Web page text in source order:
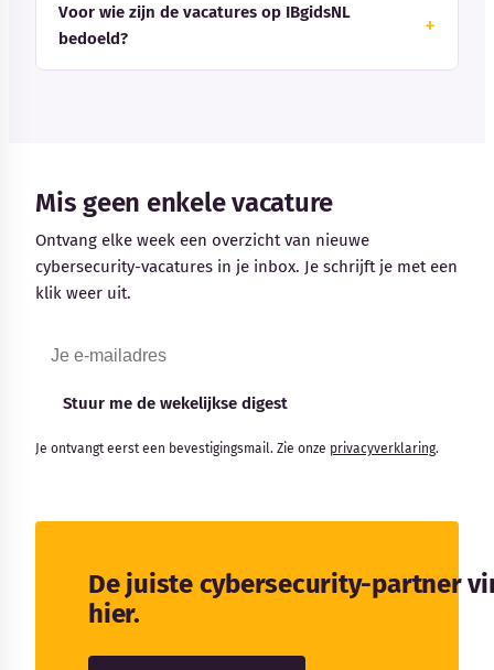
Voor wie zijn de vacatures op IBgidsNL
bedoeld?
Mis geen enkele vacature
Ontvang elke week een overzicht van nieuwe
cybersecurity-vacatures in je inbox. Je schrijft je met een
klik weer uit.
Stuur me de wekelijkse digest
Je ontvangt eerst een bevestigingsmail. Zie onze privacyverklaring.
De juiste cybersecurity-partner
hier.